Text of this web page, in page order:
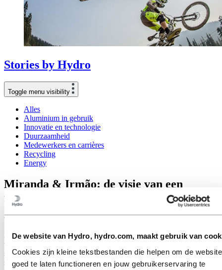
De website van Hydro, hydro.com, maakt gebruik van
Cookies zijn kleine tekstbestanden die helpen om de website
goed te laten functioneren en jouw gebruikerservaring te
Stories by Hydro
Toggle menu visibility
Alles
Aluminium in gebruik
Innovatie en technologie
Duurzaamheid
Medewerkers en carrières
Recycling
Energy
Miranda & Irmão: de visie van een
fietsfabrikant die op Hydro vertrouwt
9 juni 2021
De fietssector bevindt zich in een tijd van intense groei, niet alleen
vanwege de mogelijkheden die het biedt voor de beoefening van
sport- en vrijetijdsactiviteiten, maar ook als een middel voor het
stedelijk vervoer. Waarom kiest Miranda & Irmão voor aluminium